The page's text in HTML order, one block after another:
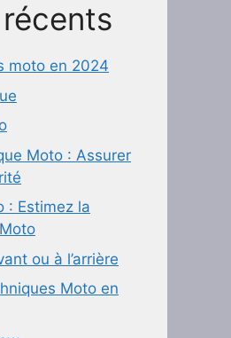
moto en 2024
Moto : Assurer
: Estimez la
ou à l’arrière
Moto en